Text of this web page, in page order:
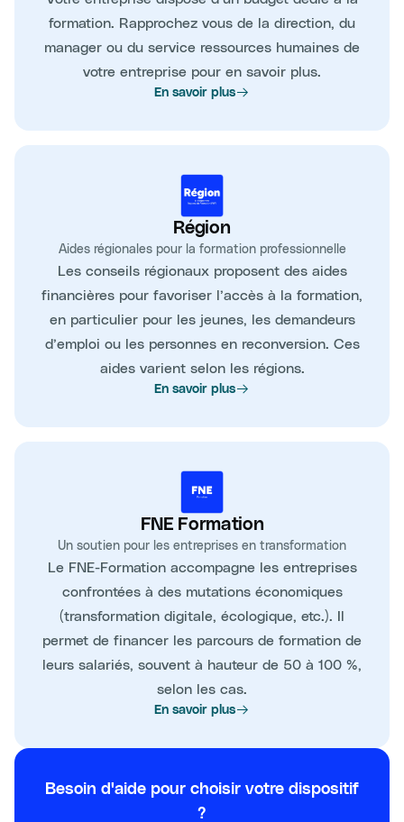
formation. Rapprochez vous de la direction, du
manager ou du service ressources humaines de
votre entreprise pour en savoir plus.
En savoir plus
Région
Aides régionales pour la formation professionnelle
Les conseils régionaux proposent des aides
financières pour favoriser l’accès à la formation,
en particulier pour les jeunes, les demandeurs
d’emploi ou les personnes en reconversion. Ces
aides varient selon les régions.
En savoir plus
FNE Formation
Un soutien pour les entreprises en transformation
Le FNE-Formation accompagne les entreprises
confrontées à des mutations économiques
(transformation digitale, écologique, etc.). Il
permet de financer les parcours de formation de
leurs salariés, souvent à hauteur de 50 à 100 %,
selon les cas.
En savoir plus
Besoin d'aide pour choisir votre dispositif
?